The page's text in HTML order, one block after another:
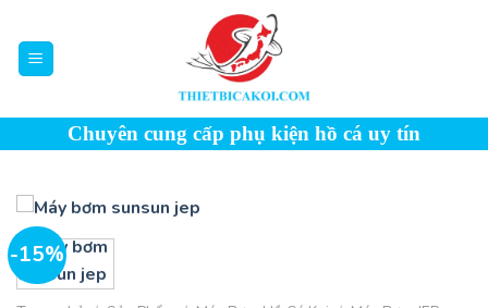
content
Chuyên cung cấp phụ kiện hồ cá uy tín
-15%